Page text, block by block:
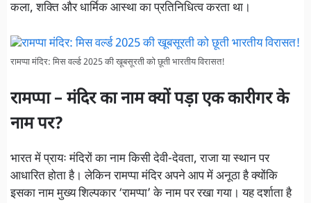
कला, शक्ति और धार्मिक आस्था का प्रतिनिधित्व करता था।
रामप्पा मंदिर: मिस वर्ल्ड 2025 की खूबसूरती को छूती भारतीय विरासत!
रामप्पा – मंदिर का नाम क्यों पड़ा एक कारीगर के
नाम पर?
भारत में प्रायः मंदिरों का नाम किसी देवी-देवता, राजा या स्थान पर
आधारित होता है। लेकिन रामप्पा मंदिर अपने आप में अनूठा है क्योंकि
इसका नाम मुख्य शिल्पकार ‘रामप्पा’ के नाम पर रखा गया। यह दर्शाता है